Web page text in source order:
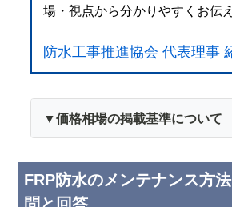
場・視点から分かりやすくお伝
防水工事推進協会 代表理事
▼価格相場の掲載基準について
FRP防水のメンテナンス方
問と回答